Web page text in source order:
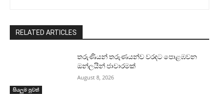
RELATED ARTICLES
සියලුම පුවත්
තරුණියන් තරුණයන්ව වරදට පොළඹවන
ඔන්ලයින් ජාවාරමක්
August 8, 2026